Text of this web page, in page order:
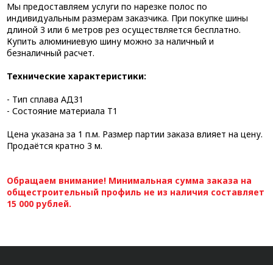
Мы предоставляем услуги по нарезке полос по
индивидуальным размерам заказчика. При покупке шины
длиной 3 или 6 метров рез осуществляется бесплатно.
Купить алюминиевую шину можно за наличный и
безналичный расчет.
Технические характеристики:
- Тип сплава АД31
- Состояние материала Т1
Цена указана за 1 п.м. Размер партии заказа влияет на цену.
Продаётся кратно 3 м.
Обращаем внимание! Минимальная сумма заказа на
общестроительный профиль не из наличия составляет
15 000 рублей.